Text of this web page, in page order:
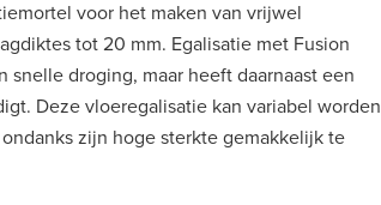
voor het maken van vrijwel
tot 20 mm. Egalisatie met Fusion
droging, maar heeft daarnaast een
Deze vloeregalisatie kan variabel worden
zijn hoge sterkte gemakkelijk te